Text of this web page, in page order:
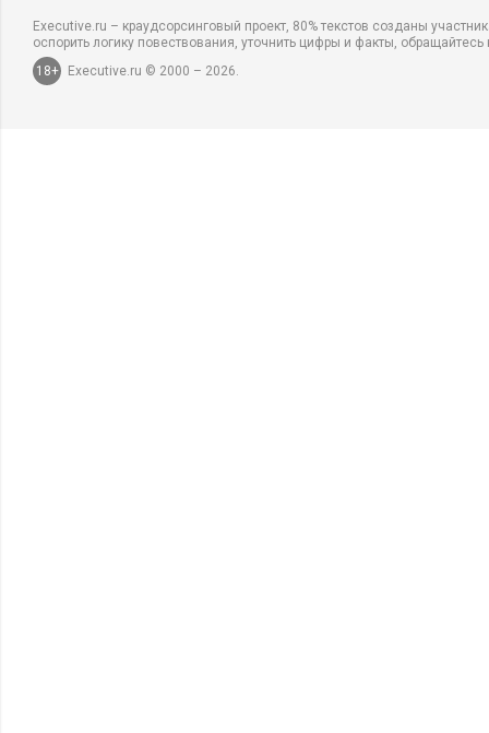
Executive.ru – краудсорсинговый проект, 80% текстов созданы
оспорить логику повествования, уточнить цифры и факты,
18+
Executive.ru © 2000 – 2026.